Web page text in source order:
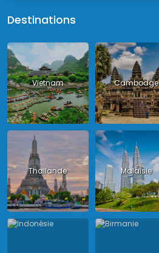
Destinations
Vietnam Cambodge
Thailande Malaisie